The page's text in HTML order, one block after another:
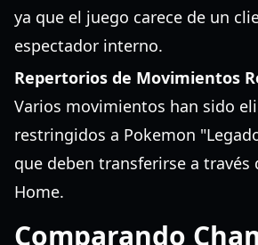
ya que el juego carece de un
espectador interno.
Repertorios de Movimientos
Varios movimientos han sido
restringidos a Pokemon
que deben transferirse a través
Home.
Comparando